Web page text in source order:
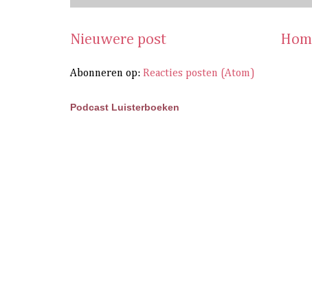
Nieuwere post
Abonneren op: Reacties posten (Atom)
Podcast Luisterboeken